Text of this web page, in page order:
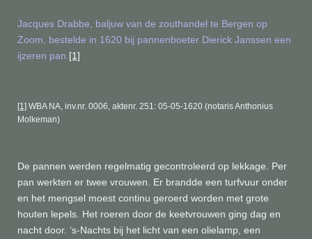
Jacques Drabbe, baljuw van de zouthandel te Bergen op
Zoom, bestelde in 1620 bij pannenboeter Dierick Janssen een
ijzeren pan. [1]
[1] WBA NA, inv.nr. 0006, aktenr. 251: 05-05-1620 (notaris Anthonius
Molkeman)
De pannen werden regelmatig gecontroleerd op lekkage. Per
pan werkten er twee vrouwen. Er brandde een turfvuur onder
en het mengsel moest continu geroerd worden met grote
houten lepels. Het roeren door de keetvrouwen ging dag en
nacht door. ‘s-Nachts bij het licht van een olielamp, een